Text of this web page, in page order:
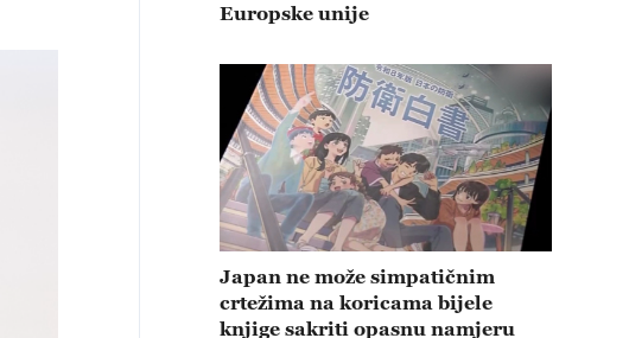
Europske unije
Japan ne može simpatičnim
crtežima na koricama bijele
knjige sakriti opasnu namjeru